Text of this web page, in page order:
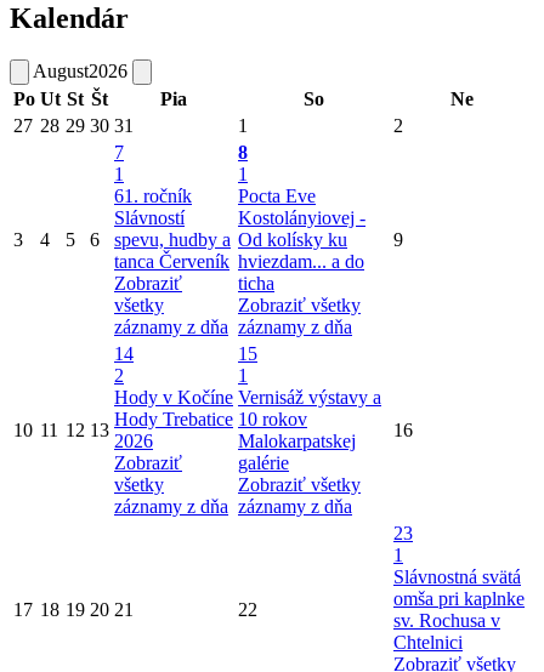
Kalendár
August2026
Po Ut St Št Pia So
Ne
27 28 29 30 31 1 2
3 4 5 6
7
1
61. ročník
Slávností
spevu, hudby a
tanca Červeník
Zobraziť
všetky
záznamy z dňa
8
1
Pocta Eve
Kostolányiovej -
Od kolísky ku
hviezdam... a do
ticha
Zobraziť všetky
záznamy z dňa
9
10 11 12 13
14
2
Hody v Kočíne
Hody Trebatice
2026
Zobraziť
všetky
záznamy z dňa
15
1
Vernisáž výstavy a
10 rokov
Malokarpatskej
galérie
Zobraziť všetky
záznamy z dňa
16
17 18 19 20 21 22
23
1
Slávnostná svätá
omša pri kaplnke
sv. Rochusa v
Chtelnici
Zobraziť všetky